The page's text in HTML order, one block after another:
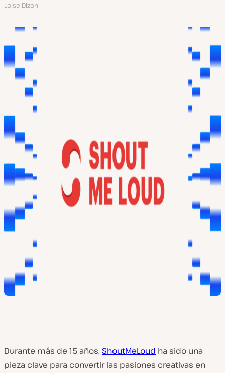
Autor
Loise Dizon
Durante más de 15 años, ShoutMeLoud ha sido una
pieza clave para convertir las pasiones creativas en